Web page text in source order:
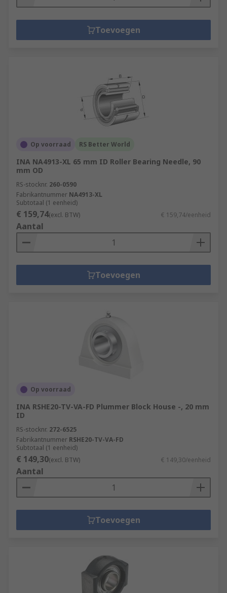
Toevoegen
Op voorraad RS Better World
INA NA4913-XL 65 mm ID Roller Bearing Needle, 90
mm OD
RS-stocknr. 260-0590
Fabrikantnummer NA4913-XL
Subtotaal (1 eenheid)
€ 159,74(excl. BTW) € 159,74/eenheid
Aantal
Toevoegen
Op voorraad
INA RSHE20-TV-VA-FD Plummer Block House -, 20 mm
ID
RS-stocknr. 272-6525
Fabrikantnummer RSHE20-TV-VA-FD
Subtotaal (1 eenheid)
€ 149,30(excl. BTW) € 149,30/eenheid
Aantal
Toevoegen